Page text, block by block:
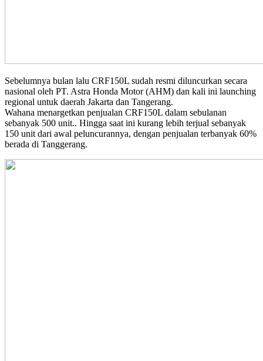
Sebelumnya bulan lalu CRF150L sudah resmi diluncurkan secara
nasional oleh PT. Astra Honda Motor (AHM) dan kali ini launching
regional untuk daerah Jakarta dan Tangerang.
Wahana menargetkan penjualan CRF150L dalam sebulanan
sebanyak 500 unit.. Hingga saat ini kurang lebih terjual sebanyak
150 unit dari awal peluncurannya, dengan penjualan terbanyak 60%
berada di Tanggerang.